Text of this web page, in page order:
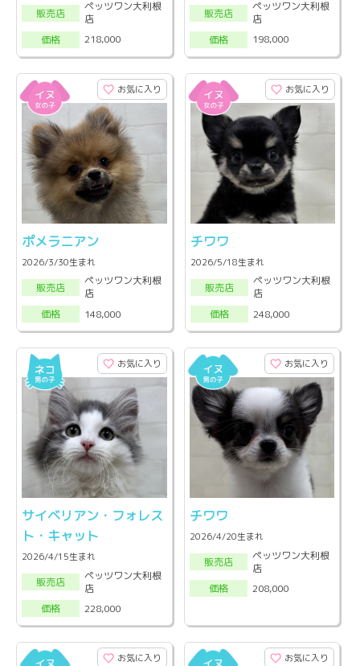
販売店
ペッツワン大利根
店
価格
218,000
販売店
ペッツワン大利根
店
価格
198,000
お気に入り
ポメラニアン
2026/3/30生まれ
販売店
ペッツワン大利根
店
価格
148,000
お気に入り
チワワ
2026/5/18生まれ
販売店
ペッツワン大利根
店
価格
248,000
お気に入り
サイベリアン・フォレス
ト・キャット
2026/4/15生まれ
販売店
ペッツワン大利根
店
価格
228,000
お気に入り
チワワ
2026/4/20生まれ
販売店
ペッツワン大利根
店
価格
208,000
お気に入り お気に入り